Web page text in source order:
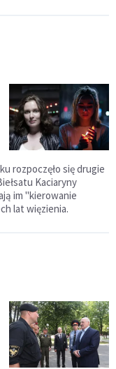
rozpoczęło się drugie
Kaciaryny
im "kierowanie
lat więzienia.